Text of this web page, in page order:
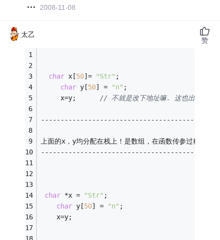
2008-11-08
太乙
char x[50]= "Str" ;
char y[50] = "n" ;
     x=y;
// 不就是改下地址嘛. 这也出错. 为
上面的x，y均分配在栈上！是数组，在函数传参过程中
char *x = "Str" ;
char y[50] = "n" ;
    x=y;
赞